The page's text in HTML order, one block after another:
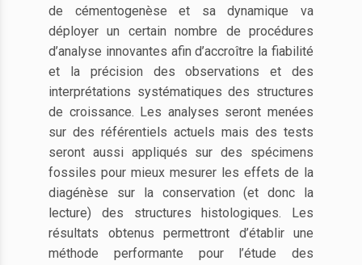
de cémentogenèse et sa dynamique va
déployer un certain nombre de procédures
d’analyse innovantes afin d’accroître la fiabilité
et la précision des observations et des
interprétations systématiques des structures
de croissance. Les analyses seront menées
sur des référentiels actuels mais des tests
seront aussi appliqués sur des spécimens
fossiles pour mieux mesurer les effets de la
diagénèse sur la conservation (et donc la
lecture) des structures histologiques. Les
résultats obtenus permettront d’établir une
méthode performante pour l’étude des